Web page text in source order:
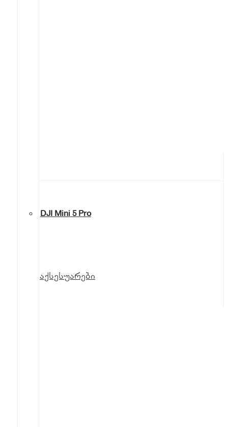
DJI Mini 5 Pro
აქსესუარები